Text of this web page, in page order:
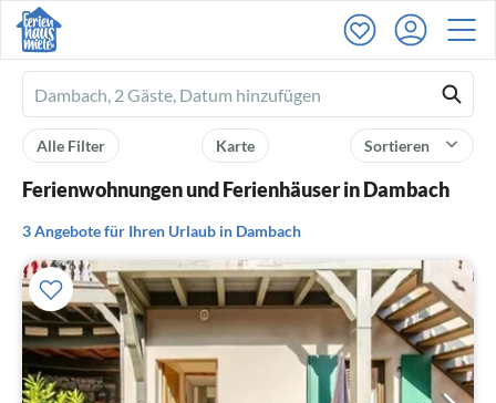
Ferienhausmiete
logo
Sortieren
Karte
Alle Filter
Ferienwohnungen und Ferienhäuser in Dambach
3 Angebote für Ihren Urlaub in Dambach